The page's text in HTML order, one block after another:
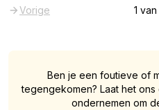
Vorige
1 van
Ben je een foutieve of
tegengekomen? Laat het
ondernemen om